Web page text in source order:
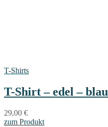
T-Shirts
T-Shirt – edel – blau
29,00 €
zum Produkt